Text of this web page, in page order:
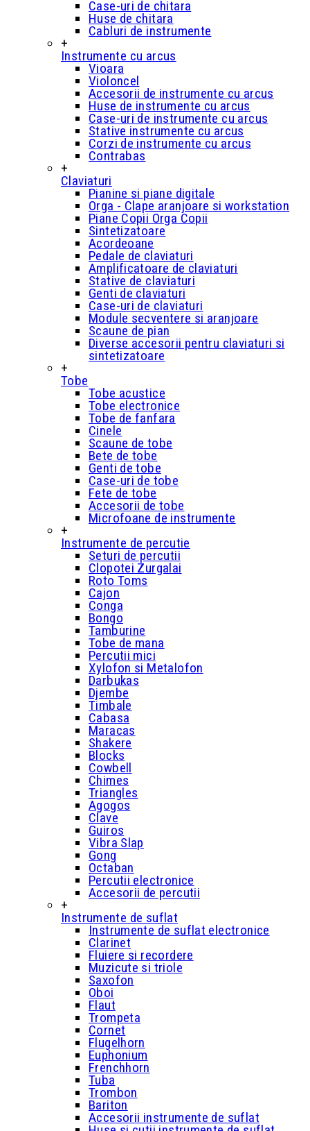
Case-uri de chitara
Huse de chitara
Cabluri de instrumente
+
Instrumente cu arcus
Vioara
Violoncel
Accesorii de instrumente cu arcus
Huse de instrumente cu arcus
Case-uri de instrumente cu arcus
Stative instrumente cu arcus
Corzi de instrumente cu arcus
Contrabas
+
Claviaturi
Pianine si piane digitale
Orga - Clape aranjoare si workstation
Piane Copii Orga Copii
Sintetizatoare
Acordeoane
Pedale de claviaturi
Amplificatoare de claviaturi
Stative de claviaturi
Genti de claviaturi
Case-uri de claviaturi
Module secventere si aranjoare
Scaune de pian
Diverse accesorii pentru claviaturi si
sintetizatoare
+
Tobe
Tobe acustice
Tobe electronice
Tobe de fanfara
Cinele
Scaune de tobe
Bete de tobe
Genti de tobe
Case-uri de tobe
Fete de tobe
Accesorii de tobe
Microfoane de instrumente
+
Instrumente de percutie
Seturi de percutii
Clopotei Zurgalai
Roto Toms
Cajon
Conga
Bongo
Tamburine
Tobe de mana
Percutii mici
Xylofon si Metalofon
Darbukas
Djembe
Timbale
Cabasa
Maracas
Shakere
Blocks
Cowbell
Chimes
Triangles
Agogos
Clave
Guiros
Vibra Slap
Gong
Octaban
Percutii electronice
Accesorii de percutii
+
Instrumente de suflat
Instrumente de suflat electronice
Clarinet
Fluiere si recordere
Muzicute si triole
Saxofon
Oboi
Flaut
Trompeta
Cornet
Flugelhorn
Euphonium
Frenchhorn
Tuba
Trombon
Bariton
Accesorii instrumente de suflat